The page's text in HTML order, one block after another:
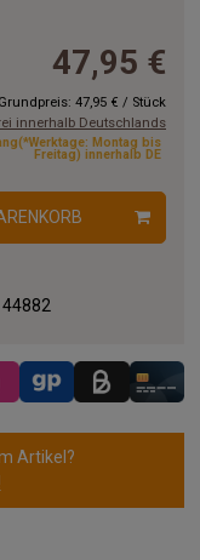
47,95 €
Grundpreis: 47,95 € / Stück
innerhalb Deutschlands
Montag bis
Freitag) innerhalb DE
Artikel?